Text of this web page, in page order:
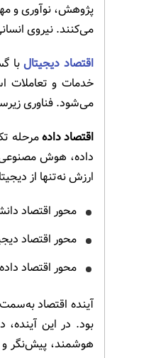
پژوهش، نوآوری و
می‌کنند. نیروی
اقتصاد دیجیتالبا
خدمات و تعاملات
می‌شود. فناوری
اقتصاد دادهمرحله
داده، هوش مصنوعی
ارزش نه‌تنها از
محور اقتصاد
محور اقتصاد
محور اقتصاد
آینده اقتصاد
بود. در این
هوشمند، پیش‌نگر و